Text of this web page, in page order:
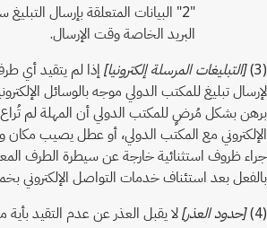
"2" البيانات المتعلقة بإرسال
البريد الخاصة وقت الإرسال.
(3)
[التبليغات المرسلة إلكترونيا] إذا لم يتقيد أي
لإرسال تبليغ للمكتب الدولي موجه بالوسائل
برهن بشكل مُرضٍ للمكتب الدولي أن المهلة لم
الإلكتروني مع المكتب الدولي، أو عطل يصيب
جراء ظروف استثنائية خارجة عن سيطرة الطرف
بالفعل بعد استئناف خدمات التواصل الإلكتروني
(4)
[حدود العذر]لا يقبل العذر عن عدم التقيد